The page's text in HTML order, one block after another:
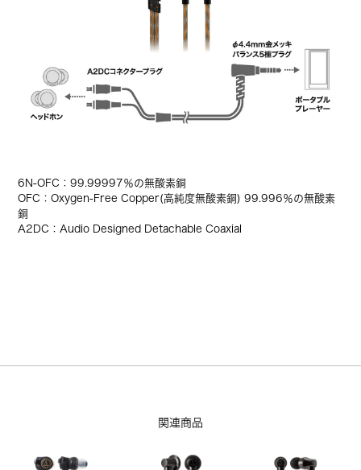
6N-OFC：99.99997％の無酸素銅
OFC：Oxygen-Free Copper(高純度無酸素銅) 99.996％の無酸素
銅
A2DC：Audio Designed Detachable Coaxial
関連商品